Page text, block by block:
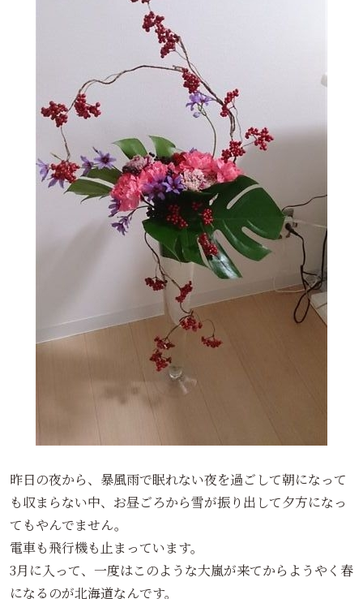
昨日の夜から、暴風雨で眠れない夜を過ごして朝になって
も収まらない中、お昼ごろから雪が振り出して夕方になっ
てもやんでません。
電車も飛行機も止まっています。
3月に入って、一度はこのような大嵐が来てからようやく春
になるのが北海道なんです。